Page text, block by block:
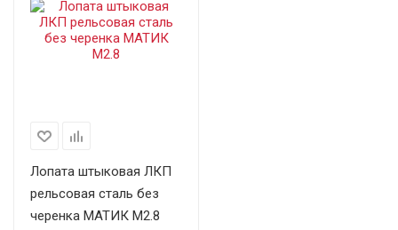
Лопата штыковая ЛКП
рельсовая сталь без
черенка МАТИК М2.8